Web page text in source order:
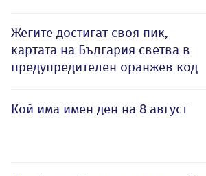
Жегите достигат своя пик,
картата на България светва в
предупредителен оранжев код
Кой има имен ден на 8 август